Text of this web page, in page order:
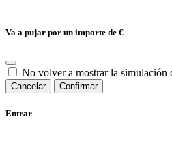
Va a pujar por un importe de €
No volver a mostrar la simulación
Cancelar Confirmar
Entrar